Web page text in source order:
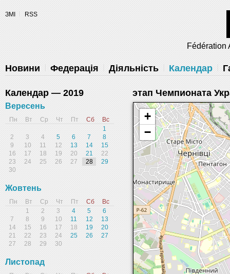
ЗМІ RSS
Fédération
Новини Федерація Діяльність Календар
Календар — 2019
Вересень
Пн Вт Ср Чт Пт Сб
Вс
1
2
3 4 5 6 7
8
9
10 11 12 13 14
15
16
17 18 19 20 21
22
23
24 25 26 27 28
29
30
Жовтень
Пн Вт Ср Чт Пт Сб
Вс
1
2 3 4 5
6
7
8 9 10 11 12
13
14
15 16 17 18 19
20
21
22 23 24 25 26
27
27
28 29 30
Листопад
этап Чемпионата
+
−